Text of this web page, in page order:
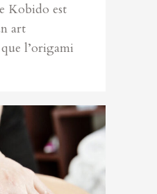
Kobido est
art
l’origami